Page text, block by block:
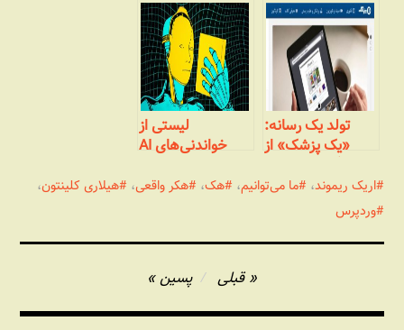
تولد یک رسانه:
«یک پزشک» از
وبلاگ تا رسانه‌ای
جمعی
لیستی از
خواندنی‌های AI
اریک ریموند، ما می‌توانیم، هک، هکر واقعی، هیلاری کلینتون،
وردپرس
نوشته
قبلی پسین